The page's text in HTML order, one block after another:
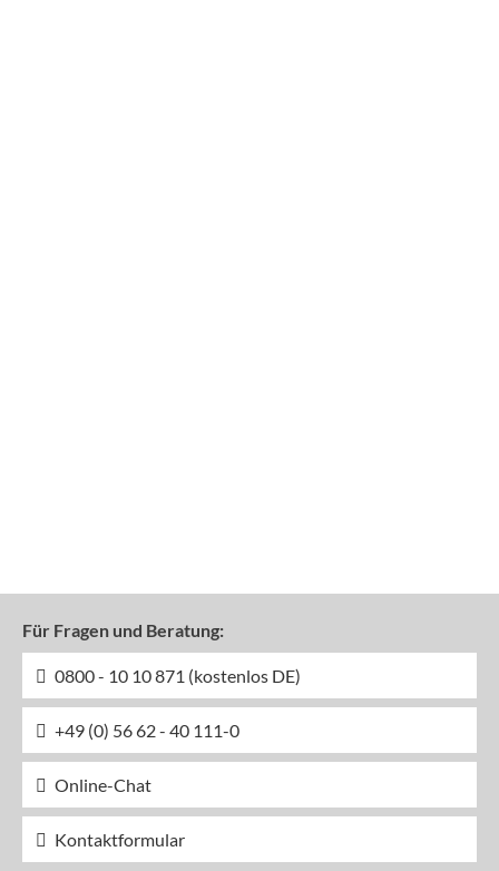
Für Fragen und Beratung:
0800 - 10 10 871 (kostenlos DE)
+49 (0) 56 62 - 40 111-0
Online-Chat
Kontaktformular